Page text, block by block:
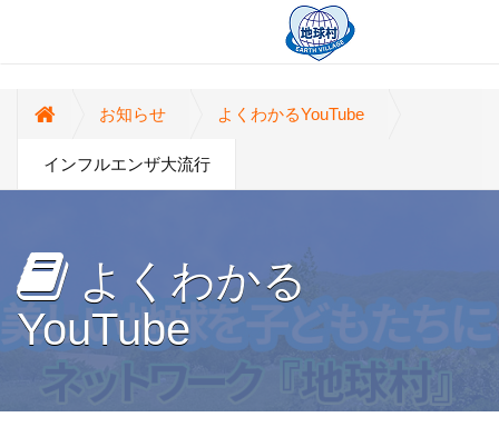
お知らせ よくわかるYouTube
インフルエンザ大流行
よくわかる
YouTube